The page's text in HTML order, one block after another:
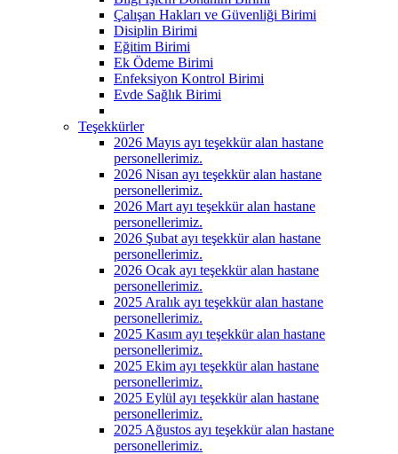
Çalışan Hakları ve Güvenliği Birimi
Disiplin Birimi
Eğitim Birimi
Ek Ödeme Birimi
Enfeksiyon Kontrol Birimi
Evde Sağlık Birimi
Teşekkürler
2026 Mayıs ayı teşekkür alan hastane
personellerimiz.
2026 Nisan ayı teşekkür alan hastane
personellerimiz.
2026 Mart ayı teşekkür alan hastane
personellerimiz.
2026 Şubat ayı teşekkür alan hastane
personellerimiz.
2026 Ocak ayı teşekkür alan hastane
personellerimiz.
2025 Aralık ayı teşekkür alan hastane
personellerimiz.
2025 Kasım ayı teşekkür alan hastane
personellerimiz.
2025 Ekim ayı teşekkür alan hastane
personellerimiz.
2025 Eylül ayı teşekkür alan hastane
personellerimiz.
2025 Ağustos ayı teşekkür alan hastane
personellerimiz.